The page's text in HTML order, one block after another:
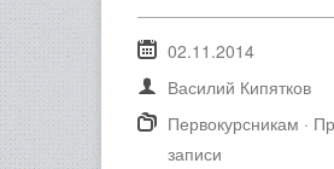
02.11.2014
Василий Кипятков
Первокурсникам ·
записи